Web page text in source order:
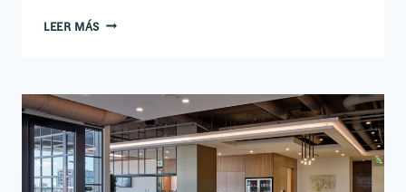
LEER MÁS NUEVA OFICINA REGIONAL DE DDA WEST TN